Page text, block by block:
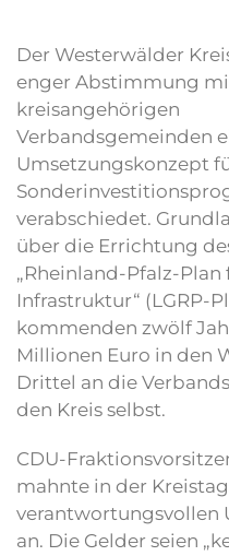
Der Westerwälder
enger Abstimmung
kreisangehörigen
Verbandsgemeinden
Umsetzungskonzept
verabschiedet.
über die Errichtung
„Rheinland-Pfalz-
Infrastruktur“ (LGRP-
kommenden zwölf
Millionen Euro in den
Drittel an die
den Kreis selbst.
CDU-
mahnte in der
verantwortungsvollen
an. Die Gelder seien